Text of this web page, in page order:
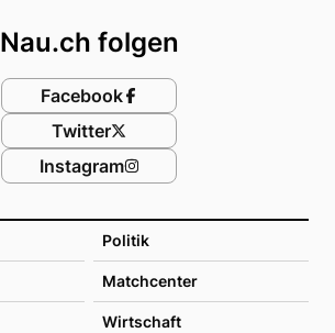
Politik
Matchcenter
Wirtschaft
Nau.ch folgen
Facebook
Twitter
Instagram